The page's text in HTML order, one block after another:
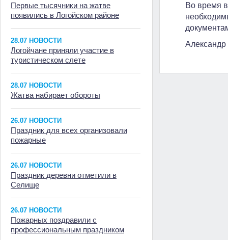
Первые тысячники на жатве
появились в Логойском районе
28.07 НОВОСТИ
Логойчане приняли участие в
туристическом слете
28.07 НОВОСТИ
Жатва набирает обороты
26.07 НОВОСТИ
Праздник для всех организовали
пожарные
26.07 НОВОСТИ
Праздник деревни отметили в
Селище
26.07 НОВОСТИ
Пожарных поздравили с
профессиональным праздником
Во время